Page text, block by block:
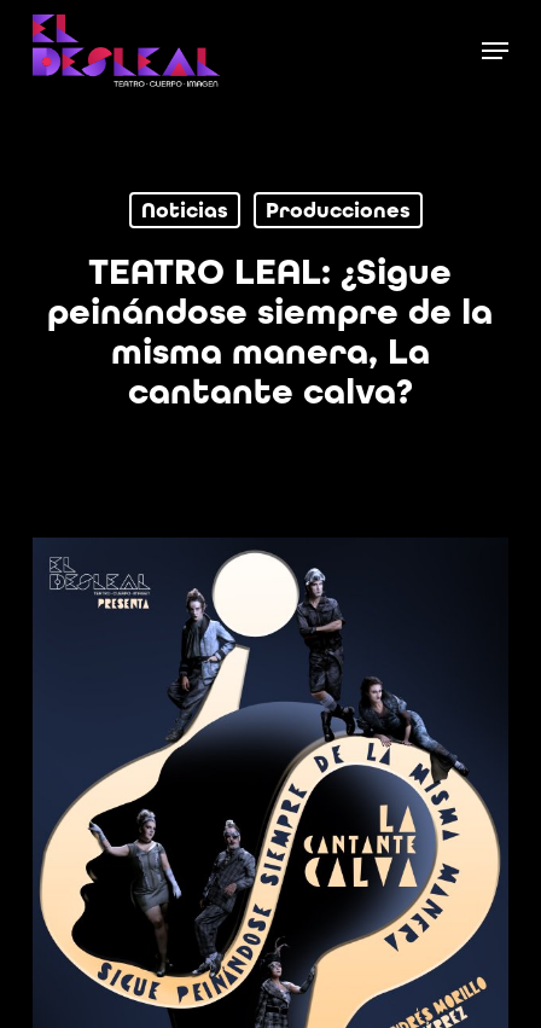
Skip
main
Menu
Noticias Producciones
TEATRO LEAL: ¿Sigue
peinándose siempre de la
misma manera, La
cantante calva?